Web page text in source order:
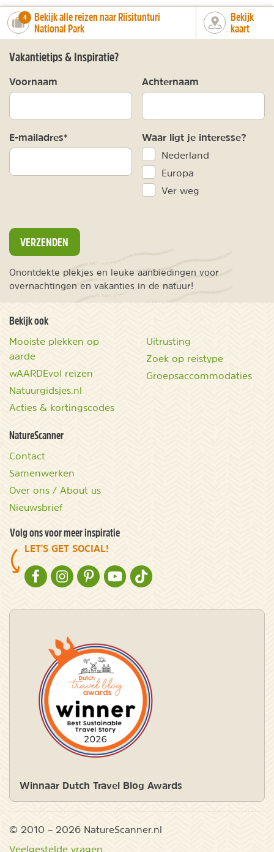
number_of_trips:
4
Bekijk alle reizen naar Riisitunturi
National Park
Bekijk
kaart
Vakantietips & Inspiratie?
Voornaam Achternaam
E-mailadres* Waar ligt je interesse?
Nederland
Europa
Ver weg
VERZENDEN
Onontdekte plekjes en leuke aanbiedingen voor
overnachtingen en vakanties in de natuur!
Bekijk ook
Mooiste plekken op
aarde
wAARDEvol reizen
Natuurgidsjes.nl
Acties & kortingscodes
Uitrusting
Zoek op reistype
Groepsaccommodaties
NatureScanner
Contact
Samenwerken
Over ons / About us
Nieuwsbrief
Volg ons voor meer inspiratie
LET'S GET SOCIAL!
NATURESCANNER OP FACEBOOK
NATURESCANNER OP INSTAGRAM
NATURESCANNER OP PINTEREST
NATURESCANNER OP YOUTUBE
NATURESCANNER OP TIKTOK
Winnaar Dutch Travel Blog Awards
© 2010 – 2026 NatureScanner.nl
Veelgestelde vragen